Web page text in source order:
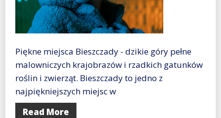
Piękne miejsca Bieszczady - dzikie góry pełne
malowniczych krajobrazów i rzadkich gatunków
roślin i zwierząt. Bieszczady to jedno z
najpiękniejszych miejsc w
Read More